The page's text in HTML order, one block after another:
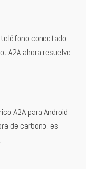
conectado
A2A ahora resuelve
A2A para Android
de carbono, es